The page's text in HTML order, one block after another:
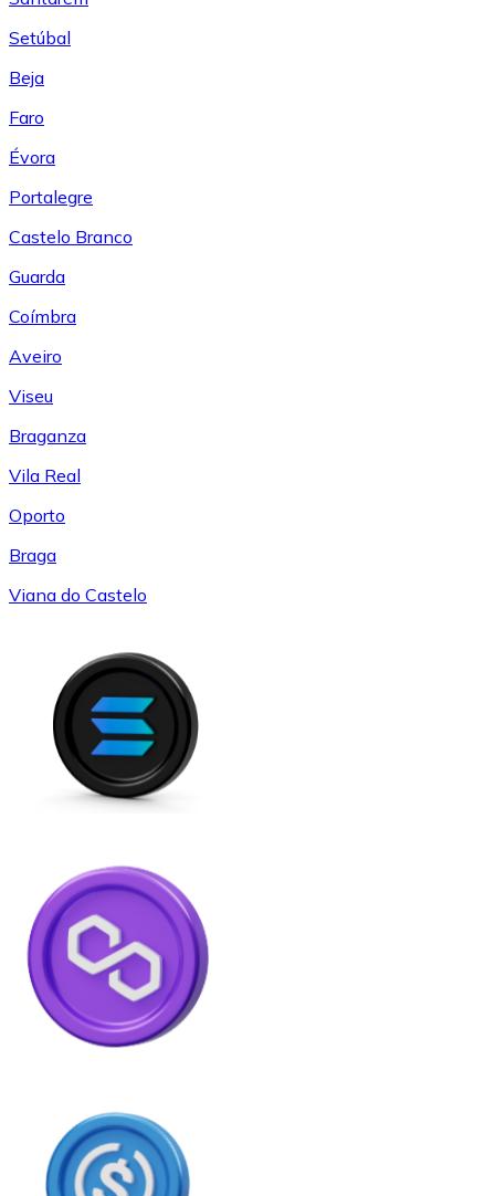
Setúbal
Beja
Faro
Évora
Portalegre
Castelo Branco
Guarda
Coímbra
Aveiro
Viseu
Braganza
Vila Real
Oporto
Braga
Viana do Castelo